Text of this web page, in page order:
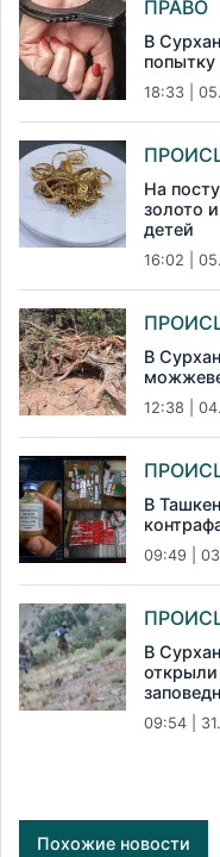
ПРАВО
В
попытку
18:33 |
На
золото
детей
16:02 |
В
12:38 |
В
09:49 |
В
открыли
09:54 |
Похожие новости